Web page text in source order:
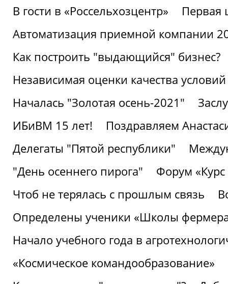
В гости в «Россельхозцентр»
Первая
Автоматизация приемной компании
Как построить "выдающийся" бизнес?
Независимая оценки качества
Началась "Золотая осень-2021"
ИБиВМ 15 лет!
Поздравляем
Делегаты "Пятой республики"
"День осеннего пирога"
Форум «Курс
Чтоб не терялась с прошлым связь
Определены ученики «Школы
Начало учебного года в
«Космическое командообразование»